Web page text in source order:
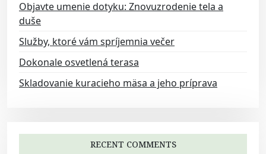
o
n
Objavte umenie dotyku: Znovuzrodenie tela a
duše
Služby, ktoré vám spríjemnia večer
Dokonale osvetlená terasa
Skladovanie kuracieho mäsa a jeho príprava
RECENT COMMENTS